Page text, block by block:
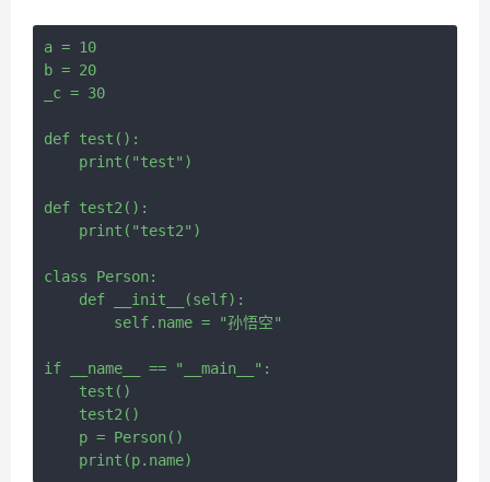
a = 10
b = 20
_c = 30
def test():
    print("test")
def test2():
    print("test2")
class Person:
    def __init__(self):
        self.name = "孙悟空"
if __name__ == "__main__":
    test()
    test2()
    p = Person()